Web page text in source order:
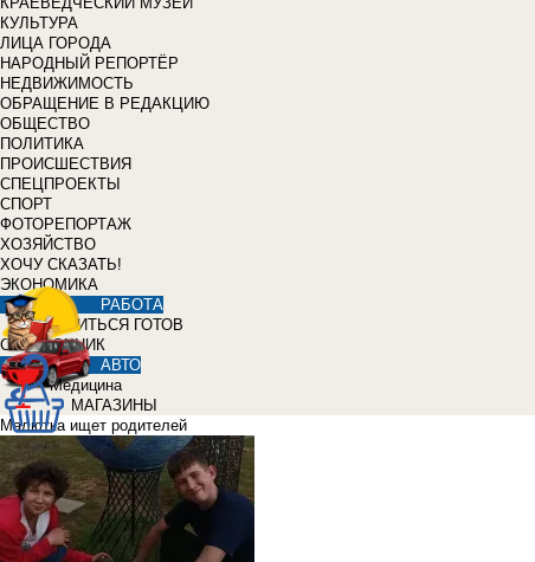
КУЛЬТУРА
ЛИЦА ГОРОДА
НАРОДНЫЙ РЕПОРТЁР
НЕДВИЖИМОСТЬ
ОБРАЩЕНИЕ В РЕДАКЦИЮ
ОБЩЕСТВО
ПОЛИТИКА
ПРОИСШЕСТВИЯ
СПЕЦПРОЕКТЫ
СПОРТ
ФОТОРЕПОРТАЖ
ХОЗЯЙСТВО
ХОЧУ СКАЗАТЬ!
ЭКОНОМИКА
РАБОТА
УЧИТЬСЯ ГОТОВ
СПРАВОЧНИК
АВТО
Медицина
МАГАЗИНЫ
Малютка ищет родителей